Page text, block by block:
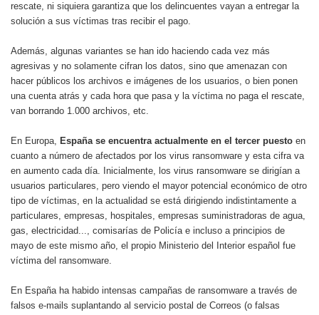
rescate, ni siquiera garantiza que los delincuentes vayan a entregar la
solución a sus víctimas tras recibir el pago.
Además, algunas variantes se han ido haciendo cada vez más
agresivas y no solamente cifran los datos, sino que amenazan con
hacer públicos los archivos e imágenes de los usuarios, o bien ponen
una cuenta atrás y cada hora que pasa y la víctima no paga el rescate,
van borrando 1.000 archivos, etc.
En Europa, España se encuentra actualmente en el tercer puesto en
cuanto a número de afectados por los virus ransomware y esta cifra va
en aumento cada día. Inicialmente, los virus ransomware se dirigían a
usuarios particulares, pero viendo el mayor potencial económico de otro
tipo de víctimas, en la actualidad se está dirigiendo indistintamente a
particulares, empresas, hospitales, empresas suministradoras de agua,
gas, electricidad..., comisarías de Policía e incluso a principios de
mayo de este mismo año, el propio Ministerio del Interior español fue
víctima del ransomware.
En España ha habido intensas campañas de ransomware a través de
falsos e-mails suplantando al servicio postal de Correos (o falsas